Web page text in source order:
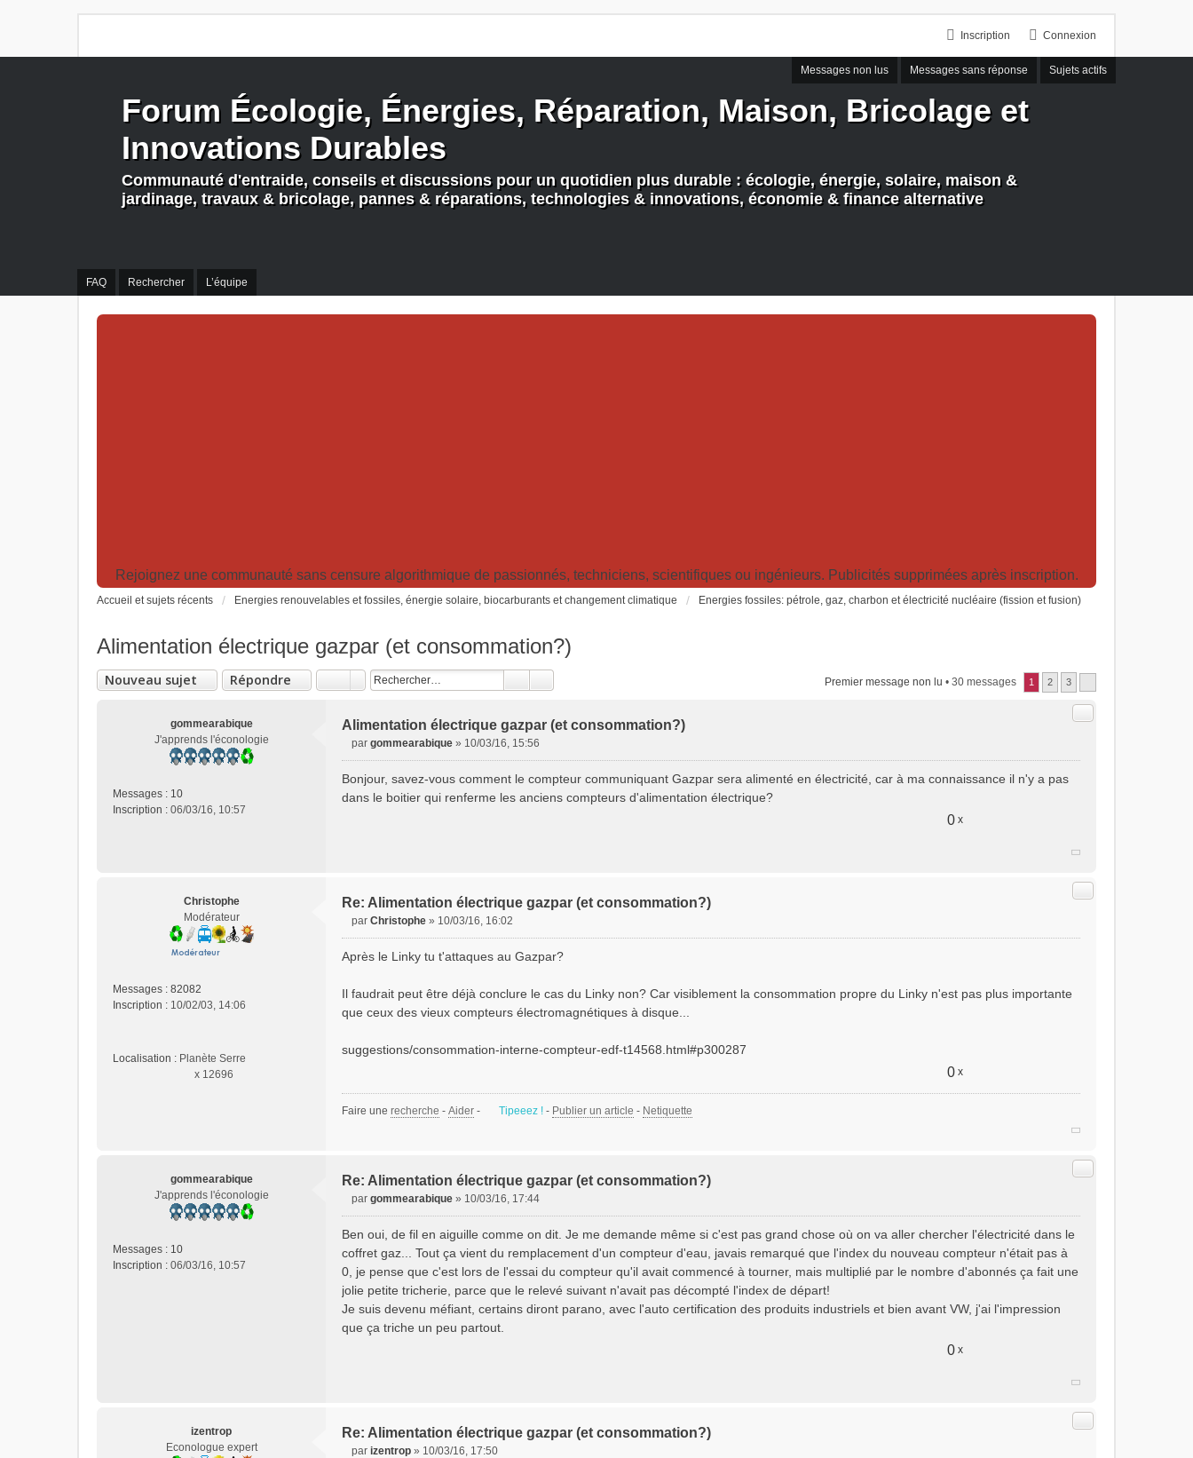
Connexion
Inscription
Messages non lus Messages sans réponse Sujets actifs
FAQ Rechercher L’équipe
Forum Écologie, Énergies, Réparation, Maison, Bricolage et
Innovations Durables
Communauté d'entraide, conseils et discussions pour un quotidien plus durable : écologie, énergie, solaire, maison &
jardinage, travaux & bricolage, pannes & réparations, technologies & innovations, économie & finance alternative
Rejoignez une communauté sans censure algorithmique de passionnés, techniciens, scientifiques ou ingénieurs. Publicités supprimées après inscription.
Accueil et sujets récents Energies renouvelables et fossiles, énergie solaire, biocarburants et changement climatique Energies fossiles: pétrole, gaz, charbon et électricité nucléaire (fission et fusion)
Alimentation électrique gazpar (et consommation?)
Nouveau sujet Répondre Premier message non lu • 30 messages 1 2 3
gommearabique
J'apprends l'éconologie
Messages : 10
Inscription : 06/03/16, 10:57
Alimentation électrique gazpar (et consommation?)
Citer
s
s
n
par gommearabique » 10/03/16, 15:56
Bonjour, savez-vous comment le compteur communiquant Gazpar sera alimenté en électricité, car à ma connaissance il n'y a pas
dans le boitier qui renferme les anciens compteurs d'alimentation électrique?
0 x
Christophe
Modérateur
Messages : 82082
Inscription : 10/02/03, 14:06
Localisation : Planète Serre
x 12696
Re: Alimentation électrique gazpar (et consommation?)
Citer
s
a
g
o
l
u
par Christophe » 10/03/16, 16:02
Après le Linky tu t'attaques au Gazpar?
Il faudrait peut être déjà conclure le cas du Linky non? Car visiblement la consommation propre du Linky n'est pas plus importante
que ceux des vieux compteurs électromagnétiques à disque...
suggestions/consommation-interne-compteur-edf-t14568.html#p300287
0 x
Faire une recherche - Aider - Tipeeez ! - Publier un article - Netiquette
gommearabique
J'apprends l'éconologie
Messages : 10
Inscription : 06/03/16, 10:57
Re: Alimentation électrique gazpar (et consommation?)
Citer
s
s
a
g
e
par gommearabique » 10/03/16, 17:44
Ben oui, de fil en aiguille comme on dit. Je me demande même si c'est pas grand chose où on va aller chercher l'électricité dans le
coffret gaz... Tout ça vient du remplacement d'un compteur d'eau, javais remarqué que l'index du nouveau compteur n'était pas à
0, je pense que c'est lors de l'essai du compteur qu'il avait commencé à tourner, mais multiplié par le nombre d'abonnés ça fait une
jolie petite tricherie, parce que le relevé suivant n'avait pas décompté l'index de départ!
Je suis devenu méfiant, certains diront parano, avec l'auto certification des produits industriels et bien avant VW, j'ai l'impression
que ça triche un peu partout.
0 x
izentrop
Econologue expert
Re: Alimentation électrique gazpar (et consommation?)
Citer
par izentrop » 10/03/16, 17:50